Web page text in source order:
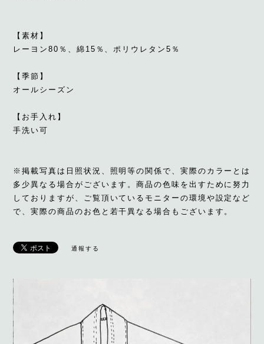
【素材】
レーヨン80％、綿15％、ポリウレタン5％
【季節】
オールシーズン
【お手入れ】
手洗い可
※掲載写真は日照状況、照明等の関係で、実際のカラーとは
多少異なる場合がございます。商品の色味を出すために努力
しておりますが、ご覧頂いているモニターの環境や設定など
で、実際の商品のお色と若干異なる場合もございます。
通報する